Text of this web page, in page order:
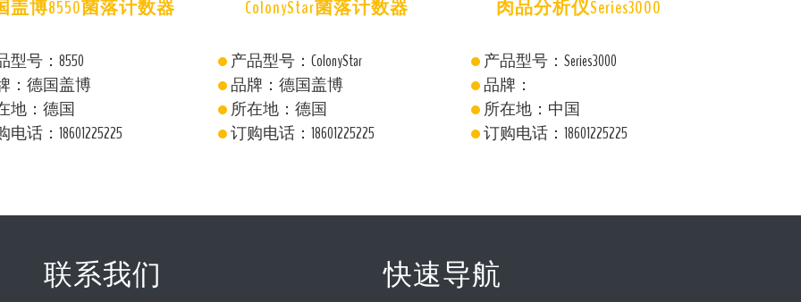
菌落计数器
型号：ColonyStar
：德国盖博
地：德国
电话：18601225225
肉品分析仪Series3000
产品型号：Series3000
品牌：
所在地：中国
订购电话：18601225225
SureSCC体细胞计数分析仪
产品型号：SureSCC
品牌：舒致科技
所在地：中国
订购电话：18601225225
联系我们 快速导航